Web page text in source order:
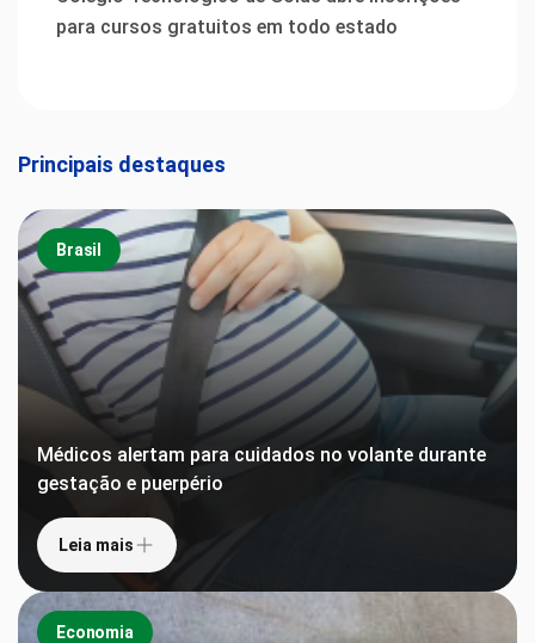
para cursos gratuitos em todo estado
Principais destaques
Brasil
Médicos alertam para cuidados no volante durante
gestação e puerpério
Leia mais
Economia